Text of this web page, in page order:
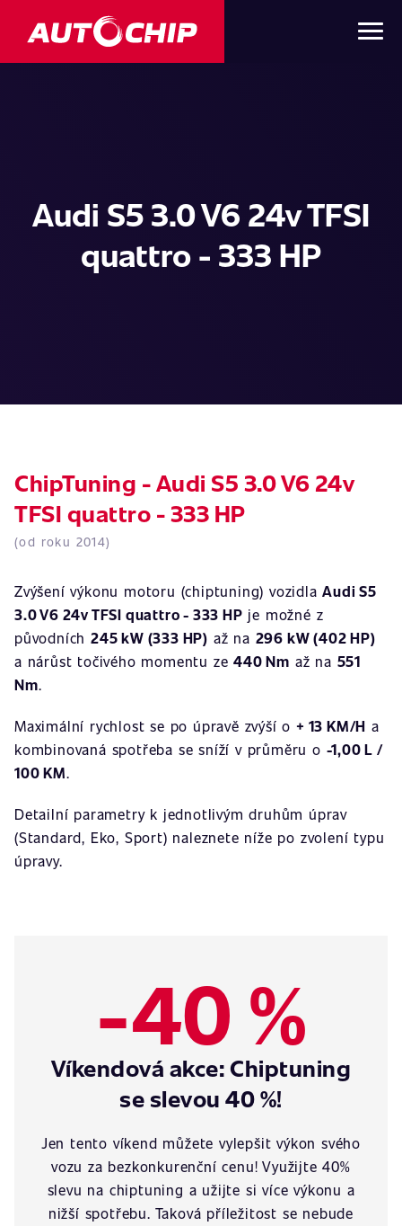
Audi S5 3.0 V6 24v TFSI
quattro - 333 HP
ChipTuning - Audi S5 3.0 V6 24v
TFSI quattro - 333 HP
(od roku 2014)
Zvýšení výkonu motoru (chiptuning) vozidlaAudi S5
3.0 V6 24v TFSI quattro - 333 HP je možné z
původních245 kW (333 HP) až na 296 kW (402 HP)
a nárůst točivého momentu ze440 Nm až na 551
Nm.
Maximální rychlost se po úpravě zvýší o + 13 KM/H a
kombinovaná spotřeba se sníží v průměru o -1,00 L /
100 KM.
Detailní parametry k jednotlivým druhům úprav
(Standard, Eko, Sport) naleznete níže po zvolení typu
úpravy.
-40 %
Víkendová akce: Chiptuning
se slevou 40 %!
Jen tento víkend můžete vylepšit výkon svého
vozu za bezkonkurenční cenu! Využijte 40%
slevu na chiptuning a užijte si více výkonu a
nižší spotřebu. Taková příležitost se nebude